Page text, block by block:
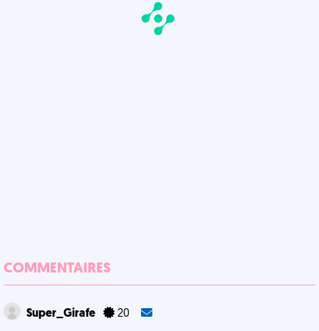
COMMENTAIRES
Super_Girafe 20